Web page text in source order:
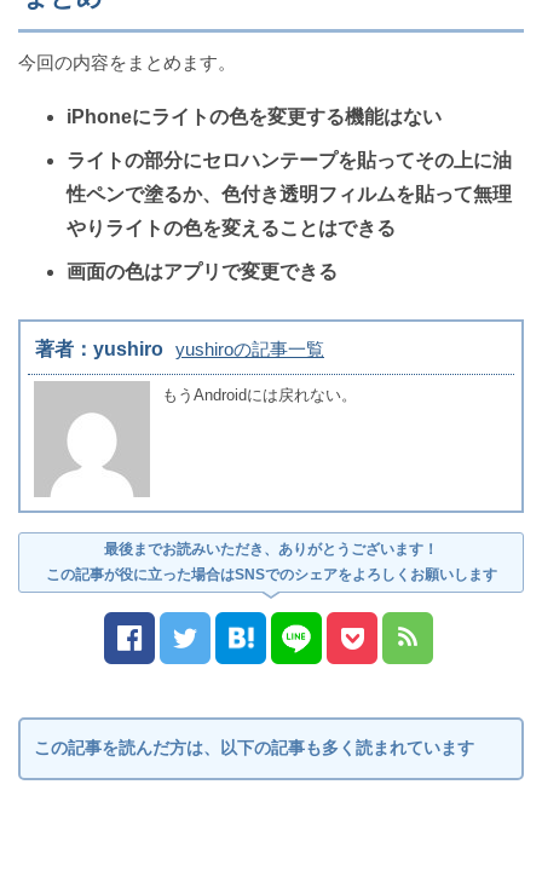
今回の内容をまとめます。
iPhoneにライトの色を変更する機能はない
ライトの部分にセロハンテープを貼ってその上に油
性ペンで塗るか、色付き透明フィルムを貼って無理
やりライトの色を変えることはできる
画面の色はアプリで変更できる
著者：yushiro yushiroの記事一覧
もうAndroidには戻れない。
最後までお読みいただき、ありがとうございます！
この記事が役に立った場合はSNSでのシェアをよろしくお願いします
この記事を読んだ方は、以下の記事も多く読まれています